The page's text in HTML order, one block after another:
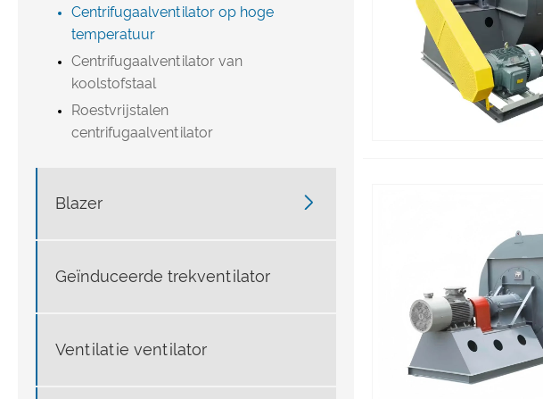
Centrifugaalventilator op hoge
temperatuur
Centrifugaalventilator van
koolstofstaal
Roestvrijstalen
centrifugaalventilator
Blazer 
Geïnduceerde trekventilator
Ventilatie ventilator